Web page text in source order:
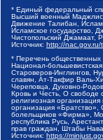
* Единый федеральный
Высший военный
Движение Талибан,
Исламское государство,
Чистопольский Джамаат,
Источник: http://nac.gov.ru/
* Перечень общественных
Национал-
Староверов-Инглингов,
славян, Ат-Такфир Валь-
Череповца, Духовно-
Кровь и Честь, О свободе
религиозная
организация
болельщиков «Фирма»,
республика Русь,
прав граждан, Штабы
Источник: https://